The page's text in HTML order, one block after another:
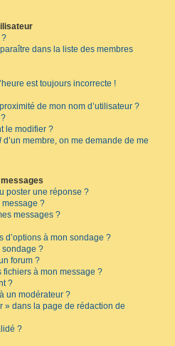
?
dans la liste des membres
est toujours incorrecte !
de mon nom d’utilisateur ?
le modifier ?
d’un membre, on me demande de me
poster une réponse ?
?
messages ?
d’options à mon sondage ?
sondage ?
forum ?
à mon message ?
?
un modérateur ?
» dans la page de rédaction de
?